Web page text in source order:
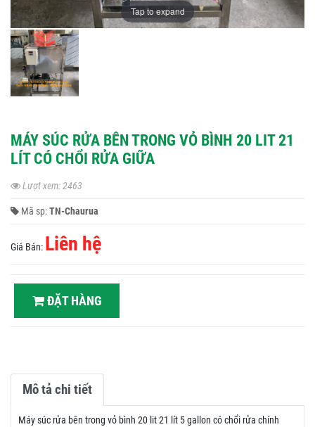
Tap to expand
MÁY SÚC RỬA BÊN TRONG VỎ BÌNH 20 LIT 21
LÍT CÓ CHỔI RỬA GIỮA
Lượt xem: 2463
Mã sp:TN-Chaurua
Giá Bán: Liên hệ
ĐẶT HÀNG
Mô tả chi tiết
Máy súc rửa bên trong vỏ bình 20 lit 21 lít 5 gallon có chổi rửa chính